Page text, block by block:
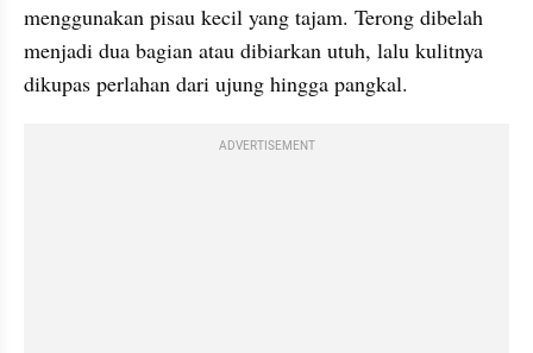
menggunakan pisau kecil yang tajam. Terong dibelah
menjadi dua bagian atau dibiarkan utuh, lalu kulitnya
dikupas perlahan dari ujung hingga pangkal.
ADVERTISEMENT